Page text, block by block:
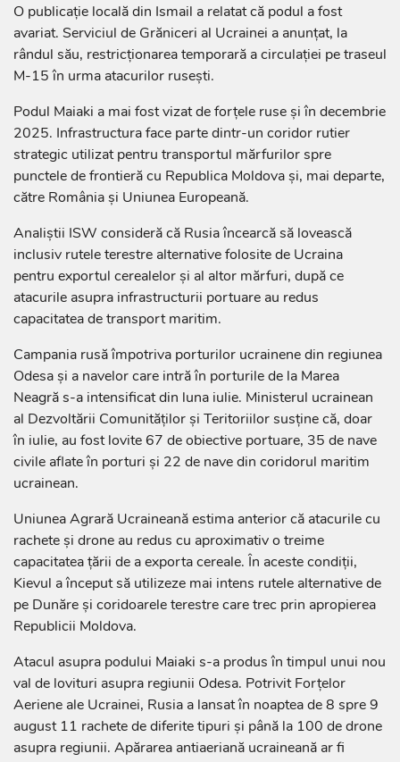
O publicație locală din Ismail a relatat că podul a fost
avariat. Serviciul de Grăniceri al Ucrainei a anunțat, la
rândul său, restricționarea temporară a circulației pe traseul
M-15 în urma atacurilor rusești.
Podul Maiaki a mai fost vizat de forțele ruse și în decembrie
2025. Infrastructura face parte dintr-un coridor rutier
strategic utilizat pentru transportul mărfurilor spre
punctele de frontieră cu Republica Moldova și, mai departe,
către România și Uniunea Europeană.
Analiștii ISW consideră că Rusia încearcă să lovească
inclusiv rutele terestre alternative folosite de Ucraina
pentru exportul cerealelor și al altor mărfuri, după ce
atacurile asupra infrastructurii portuare au redus
capacitatea de transport maritim.
Campania rusă împotriva porturilor ucrainene din regiunea
Odesa și a navelor care intră în porturile de la Marea
Neagră s-a intensificat din luna iulie. Ministerul ucrainean
al Dezvoltării Comunităților și Teritoriilor susține că, doar
în iulie, au fost lovite 67 de obiective portuare, 35 de nave
civile aflate în porturi și 22 de nave din coridorul maritim
ucrainean.
Uniunea Agrară Ucraineană estima anterior că atacurile cu
rachete și drone au redus cu aproximativ o treime
capacitatea țării de a exporta cereale. În aceste condiții,
Kievul a început să utilizeze mai intens rutele alternative de
pe Dunăre și coridoarele terestre care trec prin apropierea
Republicii Moldova.
Atacul asupra podului Maiaki s-a produs în timpul unui nou
val de lovituri asupra regiunii Odesa. Potrivit Forțelor
Aeriene ale Ucrainei, Rusia a lansat în noaptea de 8 spre 9
august 11 rachete de diferite tipuri și până la 100 de drone
asupra regiunii. Apărarea antiaeriană ucraineană ar fi